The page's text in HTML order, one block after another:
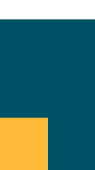
alla pagina della